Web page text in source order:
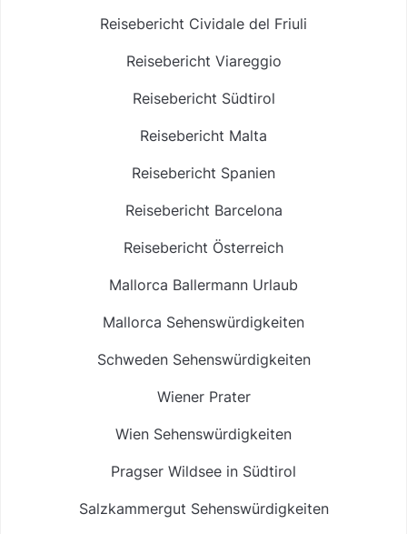
Reisebericht Cividale del Friuli
Reisebericht Viareggio
Reisebericht Südtirol
Reisebericht Malta
Reisebericht Spanien
Reisebericht Barcelona
Reisebericht Österreich
Mallorca Ballermann Urlaub
Mallorca Sehenswürdigkeiten
Schweden Sehenswürdigkeiten
Wiener Prater
Wien Sehenswürdigkeiten
Pragser Wildsee in Südtirol
Salzkammergut Sehenswürdigkeiten